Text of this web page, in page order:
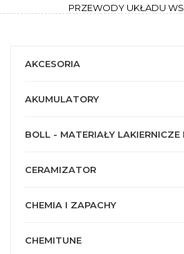
PRZEWODY UKŁADU
AKCESORIA
AKUMULATORY
BOLL - MATERIAŁY LAKIERNICZE
CERAMIZATOR
CHEMIA I ZAPACHY
CHEMITUNE